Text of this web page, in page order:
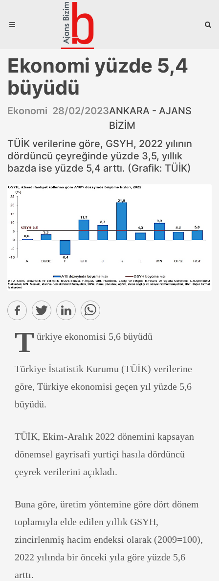
Ekonomi yüzde 5,4
büyüdü
Ekonomi 28/02/2023ANKARA - AJANS
BİZİM
TÜİK verilerine göre, GSYH, 2022 yılının
dördüncü çeyreğinde yüzde 3,5, yıllık
bazda ise yüzde 5,4 arttı. (Grafik: TÜİK)
T ürkiye ekonomisi 5,6 büyüdü
Türkiye İstatistik Kurumu (TÜİK) verilerine
göre, Türkiye ekonomisi geçen yıl yüzde 5,6
büyüdü.
TÜİK, Ekim-Aralık 2022 dönemini kapsayan
dönemsel gayrisafi yurtiçi hasıla dördüncü
çeyrek verilerini açıkladı.
Buna göre, üretim yöntemine göre dört dönem
toplamıyla elde edilen yıllık GSYH,
zincirlenmiş hacim endeksi olarak (2009=100),
2022 yılında bir önceki yıla göre yüzde 5,6
arttı.